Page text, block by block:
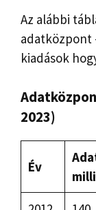
Az alábbi
adatközpont
kiadások
2023)
Év